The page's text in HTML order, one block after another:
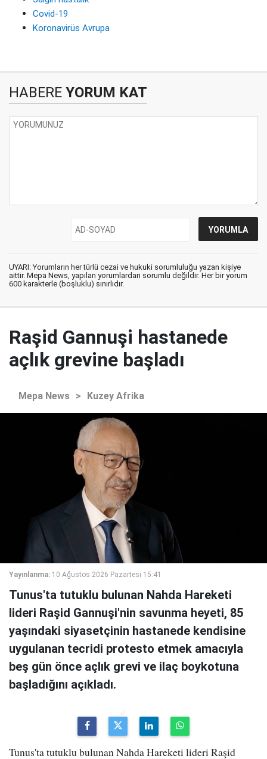
Covid-19
Koronavirüs Avrupa
HABERE YORUM KAT
UYARI: Yorumların her türlü cezai ve hukuki sorumluluğu yazan kişiye
aittir. Mepa News, yapılan yorumlardan sorumlu değildir. Her bir yorum
600 karakterle (boşluklu) sınırlıdır.
Raşid Gannuşi hastanede
açlık grevine başladı
Mepa News > Kuzey Afrika
Yayınlanma: 10 Ağustos 2026 Pazartesi 15:41
Tunus'ta tutuklu bulunan Nahda Hareketi
lideri Raşid Gannuşi'nin savunma heyeti, 85
yaşındaki siyasetçinin hastanede kendisine
uygulanan tecridi protesto etmek amacıyla
beş gün önce açlık grevi ve ilaç boykotuna
başladığını açıkladı.
Tunus'ta tutuklu bulunan Nahda Hareketi lideri Raşid